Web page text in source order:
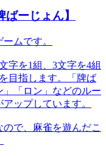
ーじょん】
ムです。
字を1組、3文字を4組
目指します。「牌ば
「ロン」などのルー
ップしています。
で、麻雀を遊んだこ